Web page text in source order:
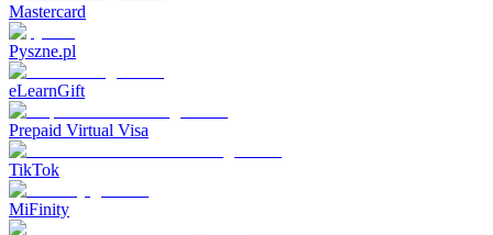
Mastercard
Pyszne.pl
eLearnGift
Prepaid Virtual Visa
TikTok
MiFinity